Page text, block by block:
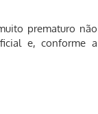
prematuro não
e, conforme a